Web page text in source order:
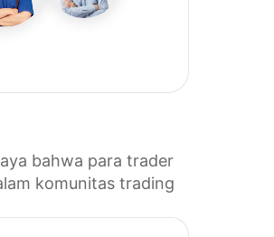
bahwa para trader
komunitas trading